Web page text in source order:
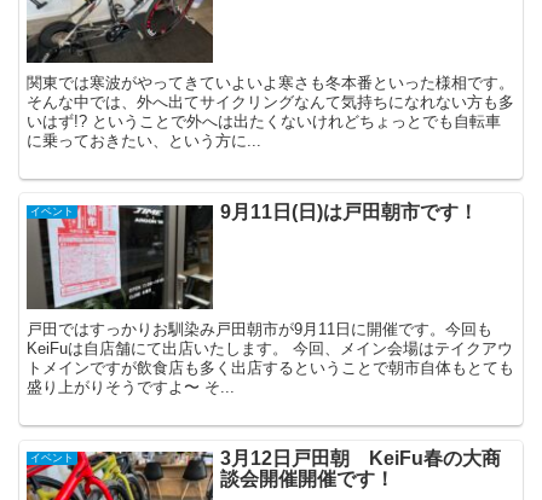
関東では寒波がやってきていよいよ寒さも冬本番といった様相です。
そんな中では、外へ出てサイクリングなんて気持ちになれない方も多
いはず!? ということで外へは出たくないけれどちょっとでも自転車
に乗っておきたい、という方に...
イベント 9月11日(日)は戸田朝市です！
戸田ではすっかりお馴染み戸田朝市が9月11日に開催です。今回も
KeiFuは自店舗にて出店いたします。 今回、メイン会場はテイクアウ
トメインですが飲食店も多く出店するということで朝市自体もとても
盛り上がりそうですよ〜 そ...
イベント
3月12日戸田朝 KeiFu春の大商
談会開催開催です！